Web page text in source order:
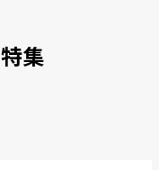
集